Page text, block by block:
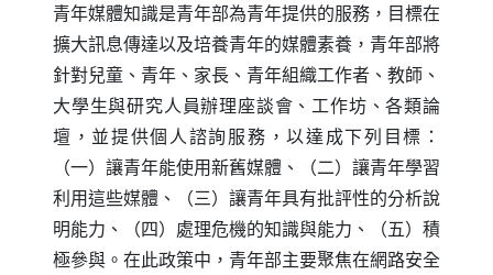
青年媒體知識是青年部為青年提供的服務，目標在
擴大訊息傳達以及培養青年的媒體素養，青年部將
針對兒童、青年、家長、青年組織工作者、教師、
大學生與研究人員辦理座談會、工作坊、各類論
壇，並提供個人諮詢服務，以達成下列目標：
（一）讓青年能使用新舊媒體、（二）讓青年學習
利用這些媒體、（三）讓青年具有批評性的分析說
明能力、（四）處理危機的知識與能力、（五）積
極參與。在此政策中，青年部主要聚焦在網路安全